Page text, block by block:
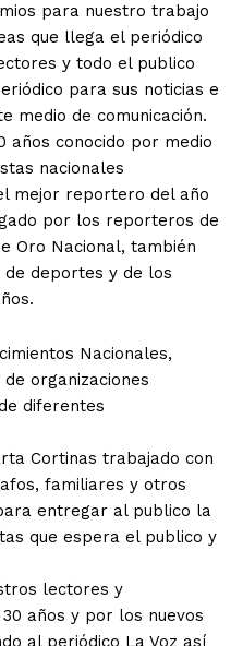
para nuestro trabajo
que llega el periódico
y todo el publico
para sus noticias e
medio de comunicación.
años conocido por medio
nacionales
mejor reportero del año
por los reporteros de
Oro Nacional, también
deportes y de los
Nacionales,
organizaciones
diferentes
Cortinas trabajado con
familiares y otros
entregar al publico la
que espera el publico y
lectores y
años y por los nuevos